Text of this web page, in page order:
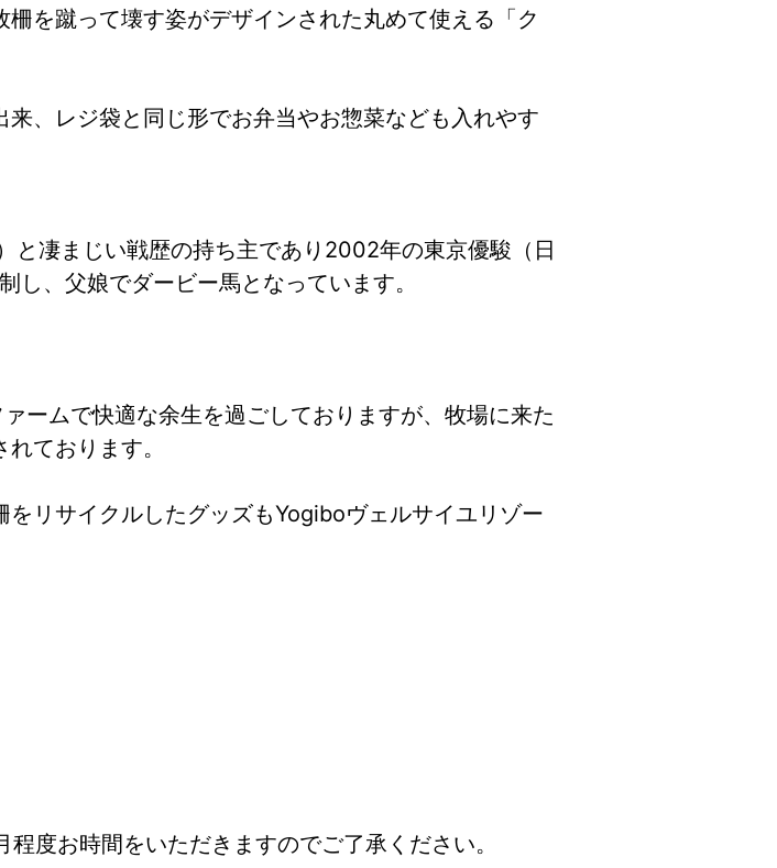
を蹴って壊す姿がデザインされた丸めて使える「ク
、レジ袋と同じ形でお弁当やお惣菜なども入れやす
と凄まじい戦歴の持ち主であり2002年の東京優駿（日
、父娘でダービー馬となっています。
ームで快適な余生を過ごしておりますが、牧場に来た
ております。
リサイクルしたグッズもYogiboヴェルサイユリゾー
度お時間をいただきますのでご了承ください。